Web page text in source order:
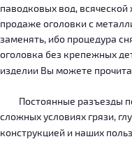
паводковых вод,
продаже оголовки с
заменять, ибо процедура
оголовка без крепежных
изделии Вы можете
Постоянные разъезды
сложных условиях грязи,
конструкцией и наших